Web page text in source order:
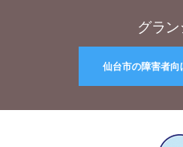
グラ
仙台市の障害者